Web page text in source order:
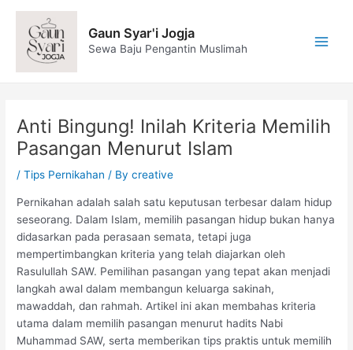
content
Gaun Syar'i Jogja
Sewa Baju Pengantin Muslimah
Anti Bingung! Inilah Kriteria Memilih
Pasangan Menurut Islam
/Tips Pernikahan / Bycreative
Pernikahan adalah salah satu keputusan terbesar dalam hidup
seseorang. Dalam Islam, memilih pasangan hidup bukan hanya
didasarkan pada perasaan semata, tetapi juga
mempertimbangkan kriteria yang telah diajarkan oleh
Rasulullah SAW. Pemilihan pasangan yang tepat akan menjadi
langkah awal dalam membangun keluarga sakinah,
mawaddah, dan rahmah. Artikel ini akan membahas kriteria
utama dalam memilih pasangan menurut hadits Nabi
Muhammad SAW, serta memberikan tips praktis untuk memilih
navigation